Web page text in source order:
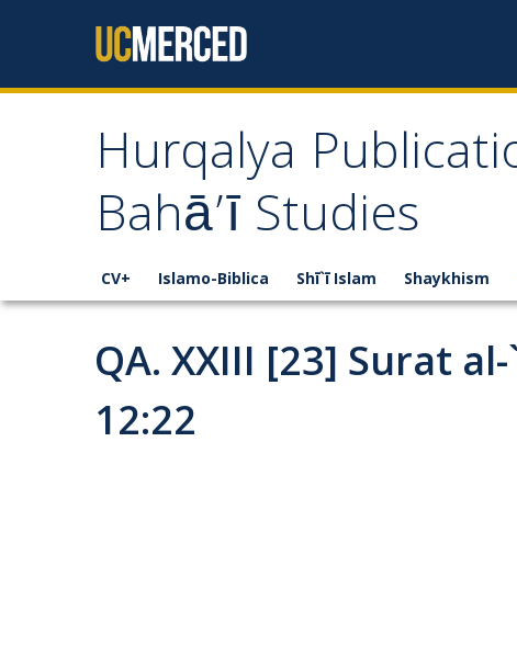
Hurqalya
Bahā’ī Studies
CV+ Islamo-Biblica Shī`ī Islam Shaykhism
QA. XXIII [23] Surat
12:22